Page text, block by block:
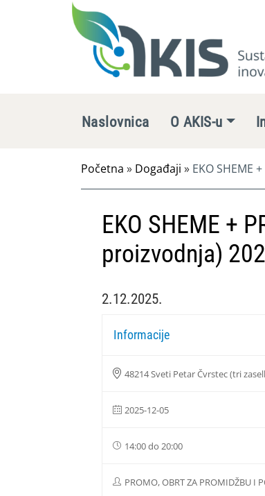
Naslovnica O AKIS-u
Početna » Događaji » EKO SHEME
EKO SHEME +
proizvodnja)
2.12.2025.
Informacije
48214 Sveti Petar Čvrstec (tri
2025-12-05
14:00 do 20:00
PROMO, OBRT ZA PROMIDŽBU I